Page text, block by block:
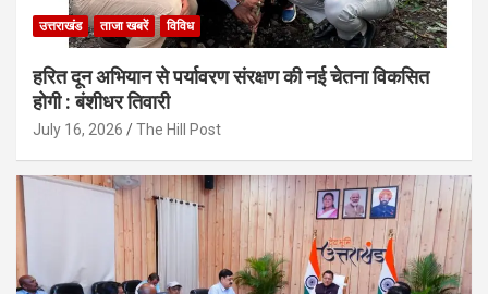
उत्तराखंड ताजा खबरें विविध
हरित दून अभियान से पर्यावरण संरक्षण की नई चेतना विकसित
होगी : बंशीधर तिवारी
July 16, 2026 The Hill Post